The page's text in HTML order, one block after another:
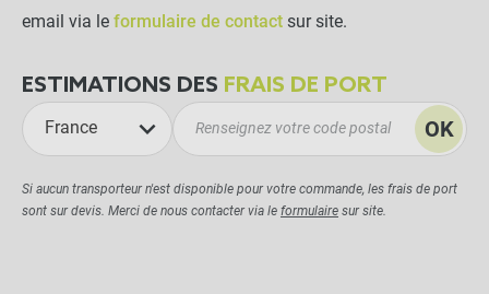
email via le formulaire de contact sur site.
ESTIMATIONS DES FRAIS DE PORT
France OK
Si aucun transporteur n'est disponible pour votre commande, les frais de port
sont sur devis. Merci de nous contacter via le formulaire sur site.